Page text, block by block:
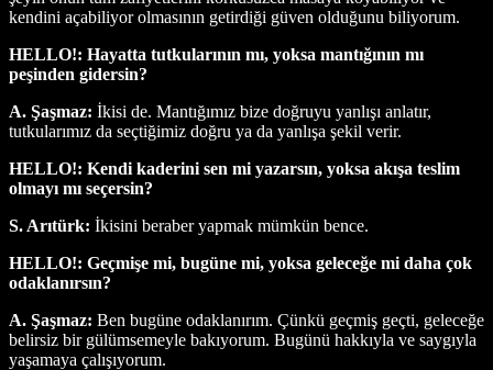
kendini açabiliyor olmasının getirdiği güven olduğunu biliyorum.
HELLO!: Hayatta tutkularının mı, yoksa mantığının mı
peşinden gidersin?
A. Şaşmaz: İkisi de. Mantığımız bize doğruyu yanlışı anlatır,
tutkularımız da seçtiğimiz doğru ya da yanlışa şekil verir.
HELLO!: Kendi kaderini sen mi yazarsın, yoksa akışa teslim
olmayı mı seçersin?
S. Arıtürk: İkisini beraber yapmak mümkün bence.
HELLO!: Geçmişe mi, bugüne mi, yoksa geleceğe mi daha çok
odaklanırsın?
A. Şaşmaz: Ben bugüne odaklanırım. Çünkü geçmiş geçti, geleceğe
belirsiz bir gülümsemeyle bakıyorum. Bugünü hakkıyla ve saygıyla
yaşamaya çalışıyorum.